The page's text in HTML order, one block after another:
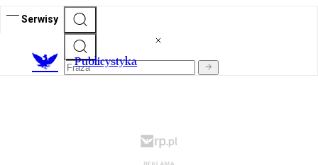
Serwisy
Publicystyka